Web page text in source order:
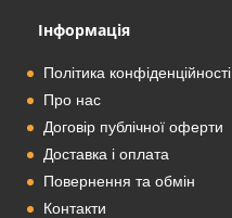
Інформація
Політика конфіденційності
Про нас
Договір публічної оферти
Доставка і оплата
Повернення та обмін
Контакти